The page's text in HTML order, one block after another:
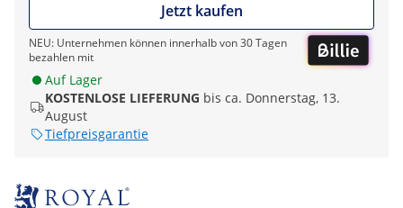
Jetzt kaufen
NEU: Unternehmen können innerhalb von 30 Tagen
bezahlen mit
Auf Lager
KOSTENLOSE LIEFERUNG bis ca. Donnerstag, 13.
August
Tiefpreisgarantie